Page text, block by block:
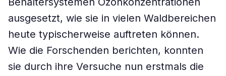
ausgesetzt, wie sie in vielen Waldbereichen
heute typischerweise auftreten können.
Wie die Forschenden berichten, konnten
sie durch ihre Versuche nun erstmals die